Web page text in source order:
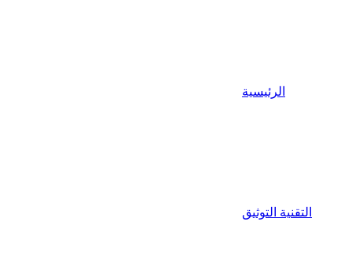
الرئيسية
التقنية التوثيق